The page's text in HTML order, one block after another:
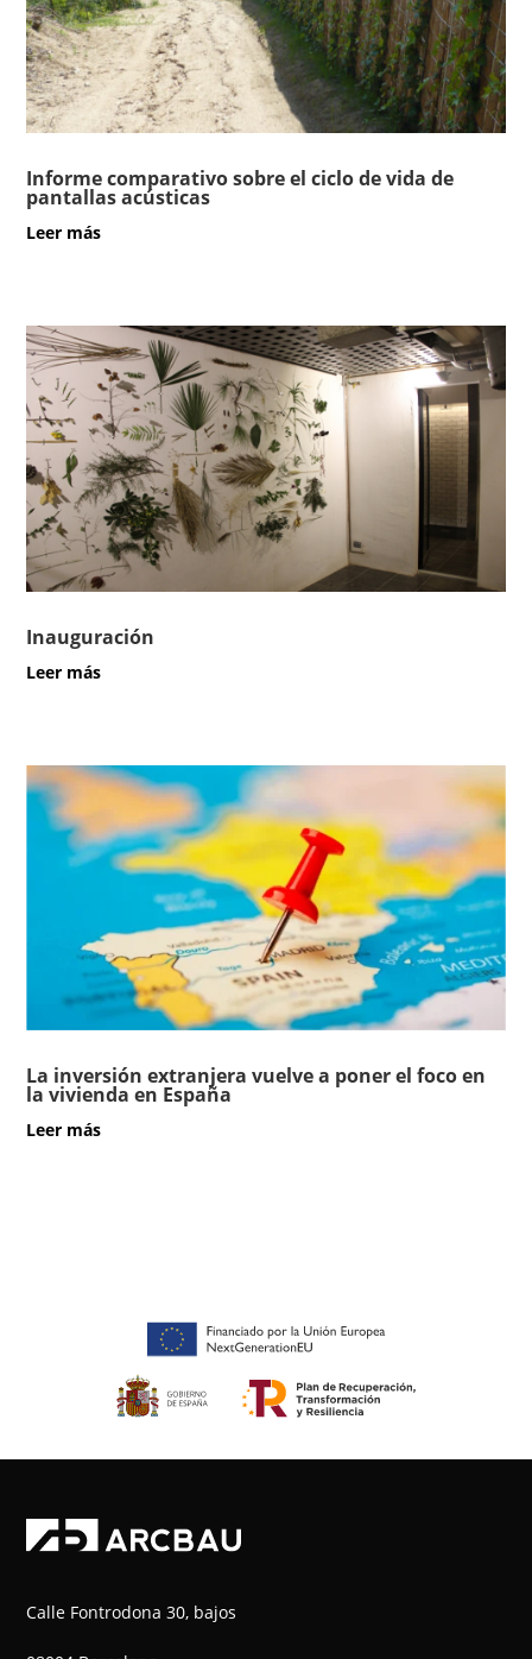
Informe comparativo sobre el ciclo de vida de
pantallas acústicas
leer más
Inauguración
leer más
La inversión extranjera vuelve a poner el foco en
la vivienda en España
leer más
Calle Fontrodona 30, bajos